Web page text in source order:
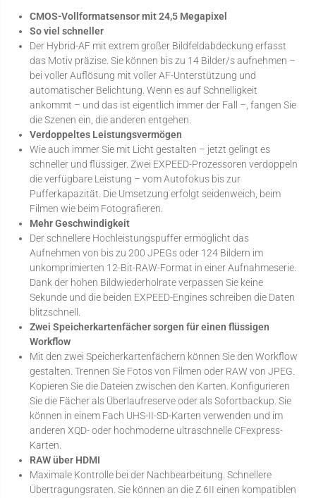
CMOS-Vollformatsensor mit 24,5 Megapixel
So viel schneller
Der Hybrid-AF mit extrem großer Bildfeldabdeckung erfasst
das Motiv präzise. Sie können bis zu 14 Bilder/s aufnehmen –
bei voller Auflösung mit voller AF-Unterstützung und
automatischer Belichtung. Wenn es auf Schnelligkeit
ankommt – und das ist eigentlich immer der Fall –, fangen Sie
die Szenen ein, die anderen entgehen.
Verdoppeltes Leistungsvermögen
Wie auch immer Sie mit Licht gestalten – jetzt gelingt es
schneller und flüssiger. Zwei EXPEED-Prozessoren verdoppeln
die verfügbare Leistung – vom Autofokus bis zur
Pufferkapazität. Die Umsetzung erfolgt seidenweich, beim
Filmen wie beim Fotografieren.
Mehr Geschwindigkeit
Der schnellere Hochleistungspuffer ermöglicht das
Aufnehmen von bis zu 200 JPEGs oder 124 Bildern im
unkomprimierten 12-Bit-RAW-Format in einer Aufnahmeserie.
Dank der hohen Bildwiederholrate verpassen Sie keine
Sekunde und die beiden EXPEED-Engines schreiben die Daten
blitzschnell.
Zwei Speicherkartenfächer sorgen für einen flüssigen
Workflow
Mit den zwei Speicherkartenfächern können Sie den Workflow
gestalten. Trennen Sie Fotos von Filmen oder RAW von JPEG.
Kopieren Sie die Dateien zwischen den Karten. Konfigurieren
Sie die Fächer als Überlaufreserve oder als Sofortbackup. Sie
können in einem Fach UHS-II-SD-Karten verwenden und im
anderen XQD- oder hochmoderne ultraschnelle CFexpress-
Karten.
RAW über HDMI
Maximale Kontrolle bei der Nachbearbeitung. Schnellere
Übertragungsraten. Sie können an die Z 6II einen kompatiblen